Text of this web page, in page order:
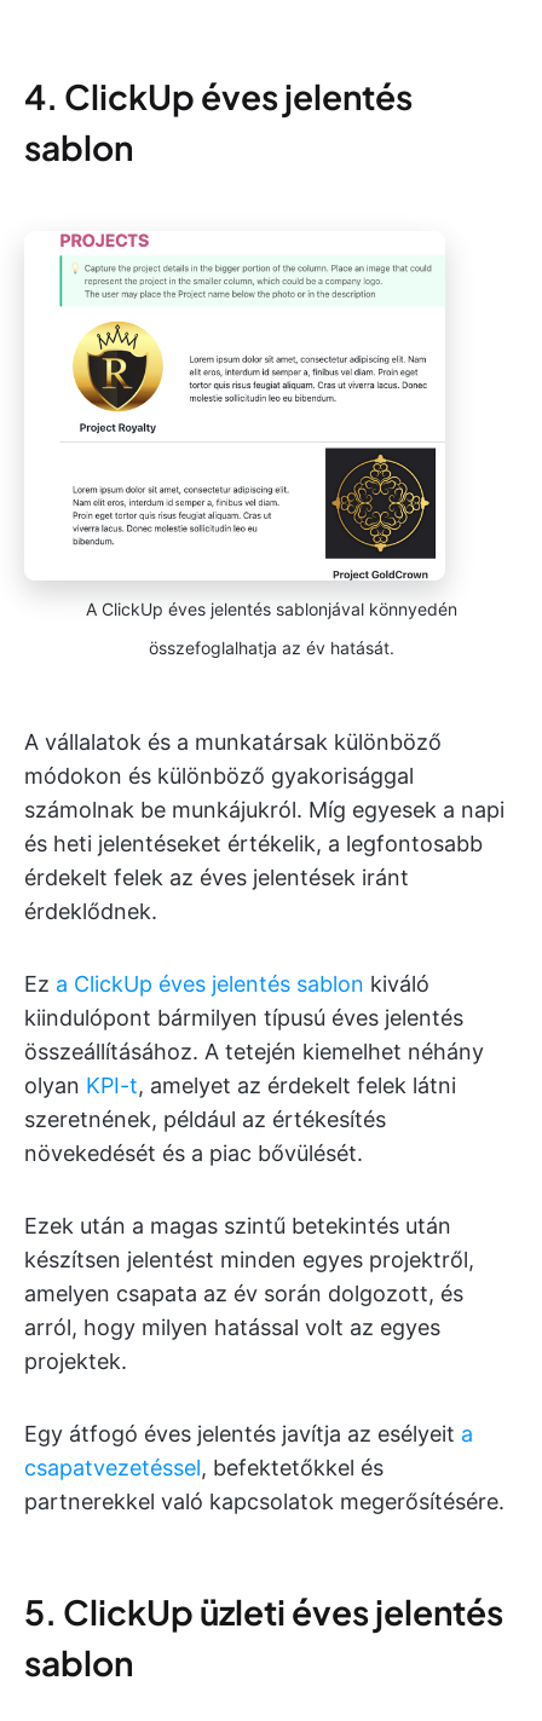
4. ClickUp éves jelentés
sablon
A ClickUp éves jelentés sablonjával könnyedén
összefoglalhatja az év hatását.
A vállalatok és a munkatársak különböző
módokon és különböző gyakorisággal
számolnak be munkájukról. Míg egyesek a napi
és heti jelentéseket értékelik, a legfontosabb
érdekelt felek az éves jelentések iránt
érdeklődnek.
Ez a ClickUp éves jelentés sablon kiváló
kiindulópont bármilyen típusú éves jelentés
összeállításához. A tetején kiemelhet néhány
olyan KPI-t, amelyet az érdekelt felek látni
szeretnének, például az értékesítés
növekedését és a piac bővülését.
Ezek után a magas szintű betekintés után
készítsen jelentést minden egyes projektről,
amelyen csapata az év során dolgozott, és
arról, hogy milyen hatással volt az egyes
projektek.
Egy átfogó éves jelentés javítja az esélyeit a
csapatvezetéssel, befektetőkkel és
partnerekkel való kapcsolatok megerősítésére.
5. ClickUp üzleti éves jelentés
sablon